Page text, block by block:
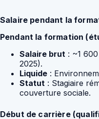
Salaire pendant la
Pendant la formation
Salaire brut : ~1
2025).
Liquide :
Statut : Stagiaire
couverture sociale.
Début de carrière